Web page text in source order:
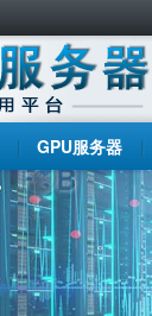
GPU服务器